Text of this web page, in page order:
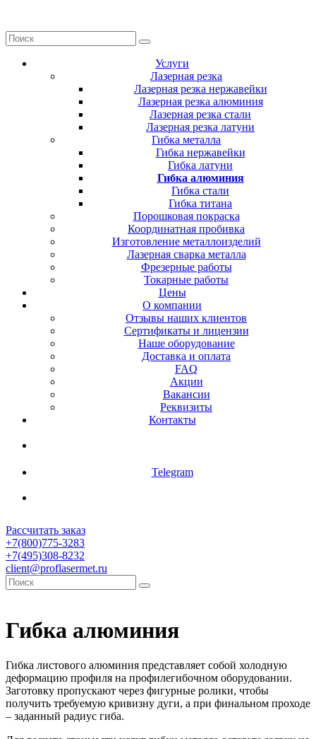
Услуги
Лазерная резка
Лазерная резка нержавейки
Лазерная резка алюминия
Лазерная резка стали
Лазерная резка латуни
Гибка металла
Гибка нержавейки
Гибка латуни
Гибка алюминия
Гибка стали
Гибка титана
Порошковая покраска
Координатная пробивка
Изготовление металлоизделий
Лазерная сварка металла
Фрезерные работы
Токарные работы
Цены
О компании
Отзывы наших клиентов
Сертификаты и лицензии
Наше оборудование
Доставка и оплата
FAQ
Акции
Вакансии
Реквизиты
Контакты
Telegram
Рассчитать заказ
+7(800)775-3283
+7(495)308-8232
client@proflasermet.ru
Гибка алюминия
Гибка листового алюминия представляет собой холодную
деформацию профиля на профилегибочном оборудовании.
Заготовку пропускают через фигурные ролики, чтобы
получить требуемую кривизну дуги, а при финальном проходе
– заданный радиус гиба.